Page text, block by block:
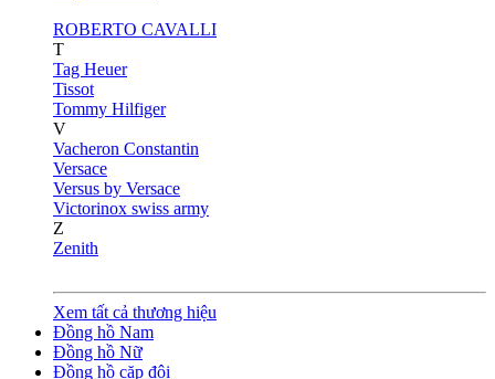
ROBERTO CAVALLI
T
Tag Heuer
Tissot
Tommy Hilfiger
V
Vacheron Constantin
Versace
Versus by Versace
Victorinox swiss army
Z
Zenith
Xem tất cả thương hiệu
Đồng hồ Nam
Đồng hồ Nữ
Đồng hồ cặp đôi